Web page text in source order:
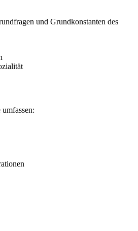
und Grundkonstanten des